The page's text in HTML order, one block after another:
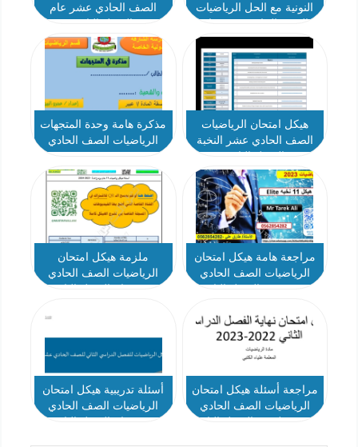
النونية مع الحل الرياضيات
الصف الحادي عشر عام
هيكل امتحان الرياضيات
الصف الحادي عشر النخبة
مذكرة هامة وحدة المتجهات
الرياضيات الصف الحادي
مراجعة هامة هيكل امتحان
الرياضيات الصف الحادي
ملزمة هيكل امتحان
الرياضيات الصف الحادي
مراجعة أسئلة هيكل امتحان
الرياضيات الصف الحادي
أسئلة تدريبية هيكل امتحان
الرياضيات الصف الحادي